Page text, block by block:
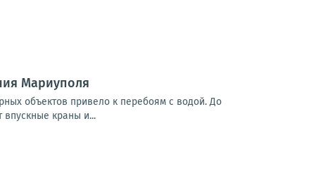
Мариуполя
объектов привело к перебоям с водой. До
впускные краны и...